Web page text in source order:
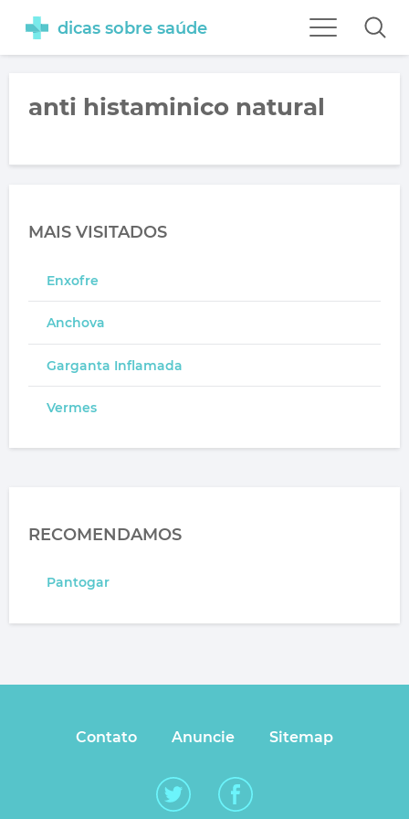
dicas sobre saúde
anti histaminico natural
MAIS VISITADOS
Enxofre
Anchova
Garganta Inflamada
Vermes
RECOMENDAMOS
Pantogar
Contato Anuncie Sitemap